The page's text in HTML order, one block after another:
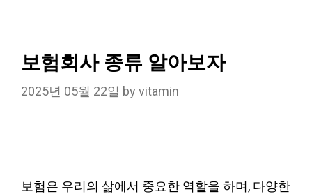
보험회사 종류 알아보자
2025년 05월 22일 by vitamin
보험은 우리의 삶에서 중요한 역할을 하며, 다양한